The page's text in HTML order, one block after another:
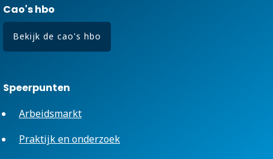
Cao's hbo
Bekijk de cao's hbo
Speerpunten
Arbeidsmarkt
Praktijk en onderzoek